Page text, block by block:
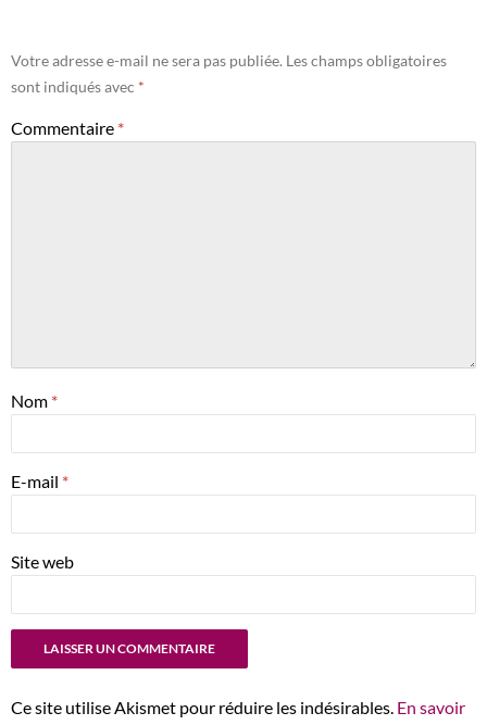
Votre adresse e-mail ne sera pas publiée. Les champs obligatoires
sont indiqués avec *
Commentaire *
Nom *
E-mail *
Site web
Ce site utilise Akismet pour réduire les indésirables. En savoir